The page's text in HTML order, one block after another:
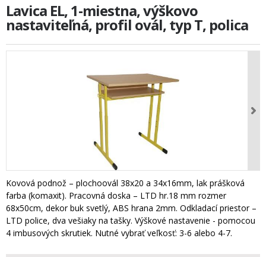
Lavica EL, 1-miestna, výškovo
nastaviteľná, profil ovál, typ T, polica
Kovová podnož – plochoovál 38x20 a 34x16mm, lak prášková
farba (komaxit). Pracovná doska – LTD hr.18 mm rozmer
68x50cm, dekor buk svetlý, ABS hrana 2mm. Odkladací priestor –
LTD police, dva vešiaky na tašky. Výškové nastavenie - pomocou
4 imbusových skrutiek. Nutné vybrať veľkosť: 3-6 alebo 4-7.